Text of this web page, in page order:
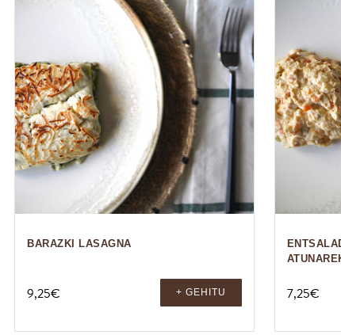
BARAZKI LASAGNA
9,25€ + GEHITU 7,25€